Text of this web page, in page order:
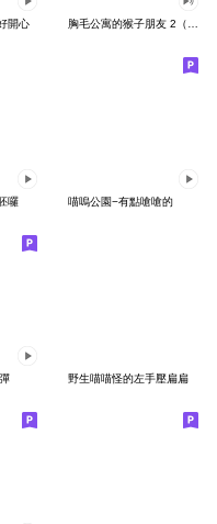
開心 胸毛公寓的猴子朋友 2（有聲動態）
囉 喵嗚公園−有點嗆嗆的
野生喵喵怪的左手壓扁扁